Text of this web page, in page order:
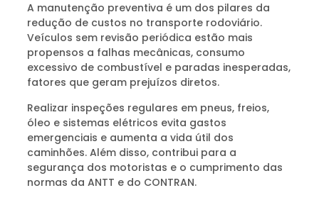
A manutenção preventiva é um dos pilares da
redução de custos no transporte rodoviário.
Veículos sem revisão periódica estão mais
propensos a falhas mecânicas, consumo
excessivo de combustível e paradas inesperadas,
fatores que geram prejuízos diretos.
Realizar inspeções regulares em pneus, freios,
óleo e sistemas elétricos evita gastos
emergenciais e aumenta a vida útil dos
caminhões. Além disso, contribui para a
segurança dos motoristas e o cumprimento das
normas da ANTT e do CONTRAN.